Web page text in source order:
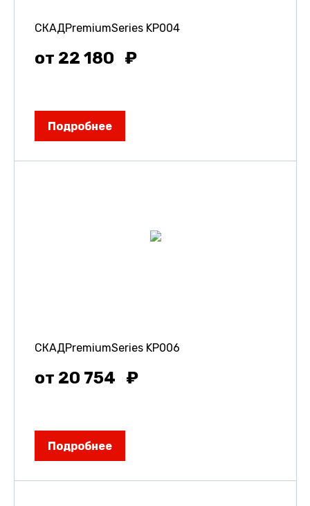
СКАДPremiumSeries KP004
от 22 180
Подробнее
СКАДPremiumSeries KP006
от 20 754
Подробнее